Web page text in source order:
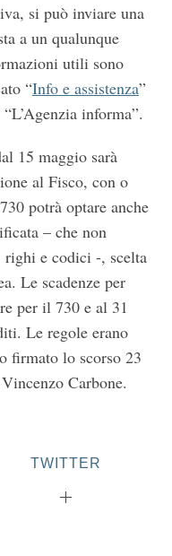
si può inviare una
a un qualunque
utili sono
“Info e assistenza”
informa”.
15 maggio sarà
al Fisco, con o
potrà optare anche
– che non
righi e codici -, scelta
Le scadenze per
per il 730 e al 31
Le regole erano
firmato lo scorso 23
Carbone.
TWITTER